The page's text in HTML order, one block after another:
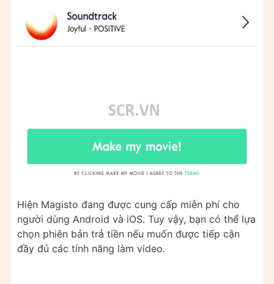
Hiện Magisto đang được cung cấp miễn phí cho
người dùng Android và iOS. Tuy vậy, bạn có thể lựa
chọn phiên bản trả tiền nếu muốn được tiếp cận
đầy đủ các tính năng làm video.